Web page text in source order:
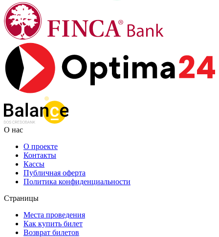
О нас
О проекте
Контакты
Кассы
Публичная оферта
Политика конфиденциальности
Страницы
Места проведения
Как купить билет
Возврат билетов